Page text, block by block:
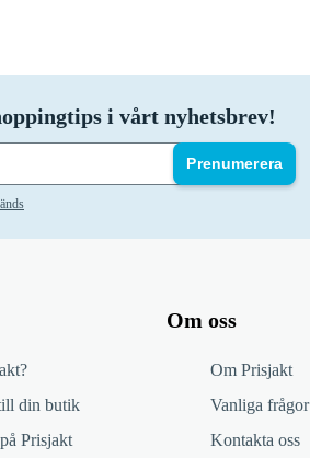
i vårt nyhetsbrev!
Prenumerera
din butik
Prisjakt
Om oss
Om Prisjakt
Vanliga frågor
Kontakta oss